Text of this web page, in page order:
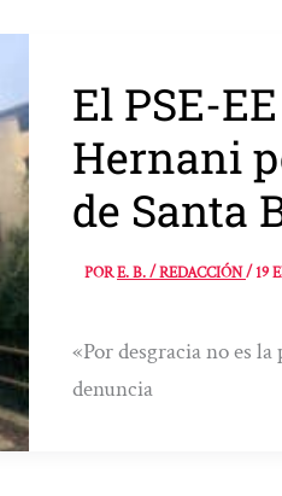
El PSE-
Hernani
de Santa
PORE. B. / REDACCIÓN/19
«Por desgracia no es
denuncia